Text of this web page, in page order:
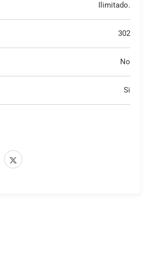
Ilimitado.
302
No
Si